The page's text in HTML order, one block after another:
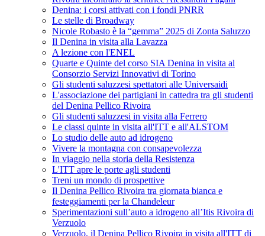
Denina: i corsi attivati con i fondi PNRR
Le stelle di Broadway
Nicole Robasto è la “gemma” 2025 di Zonta Saluzzo
Il Denina in visita alla Lavazza
A lezione con l'ENEL
Quarte e Quinte del corso SIA Denina in visita al
Consorzio Servizi Innovativi di Torino
Gli studenti saluzzesi spettatori alle Universaidi
L'associazione dei partigiani in cattedra tra gli studenti
del Denina Pellico Rivoira
Gli studenti saluzzesi in visita alla Ferrero
Le classi quinte in visita all'ITT e all'ALSTOM
Lo studio delle auto ad idrogeno
Vivere la montagna con consapevolezza
In viaggio nella storia della Resistenza
L'ITT apre le porte agli studenti
Treni un mondo di prospettive
Il Denina Pellico Rivoira tra giornata bianca e
festeggiamenti per la Chandeleur
Sperimentazioni sull’auto a idrogeno all’Itis Rivoira di
Verzuolo
Verzuolo, il Denina Pellico Rivoira in visita all'ITT di